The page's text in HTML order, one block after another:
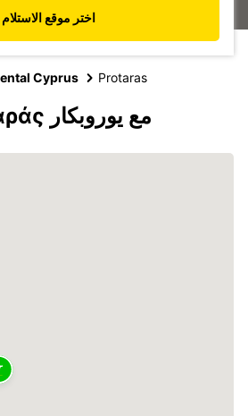
اختر موقع الاستلام
Cyprus Protaras
اكتشف Πρωταράς مع يوروبكار